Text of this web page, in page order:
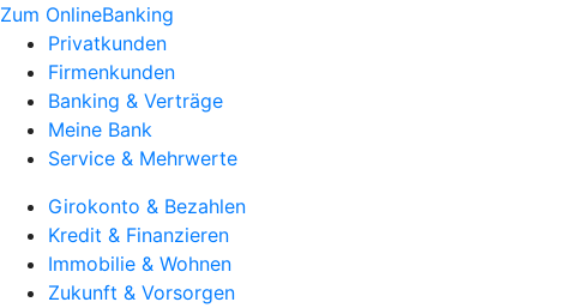
Zum OnlineBanking
Privatkunden
Firmenkunden
Banking & Verträge
Meine Bank
Service & Mehrwerte
Girokonto & Bezahlen
Kredit & Finanzieren
Immobilie & Wohnen
Zukunft & Vorsorgen